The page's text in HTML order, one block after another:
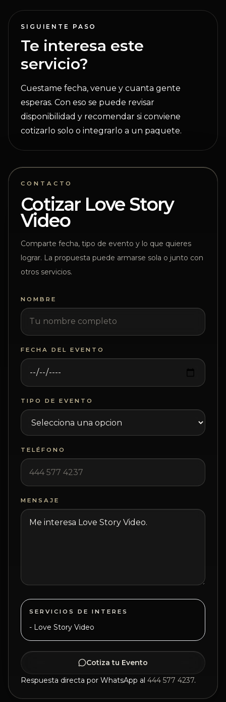
SIGUIENTE PASO
Te interesa este
servicio?
Cuestame fecha, venue y cuanta gente
esperas. Con eso se puede revisar
disponibilidad y recomendar si conviene
cotizarlo solo o integrarlo a un paquete.
CONTACTO
Cotizar Love Story
Video
Comparte fecha, tipo de evento y lo que quieres
lograr. La propuesta puede armarse sola o junto con
otros servicios.
NOMBRE
FECHA DEL EVENTO
TIPO DE EVENTO
TELÉFONO
MENSAJE
SERVICIOS DE INTERES
- Love Story Video
Cotiza tu Evento
Respuesta directa por WhatsApp al 444 577 4237.